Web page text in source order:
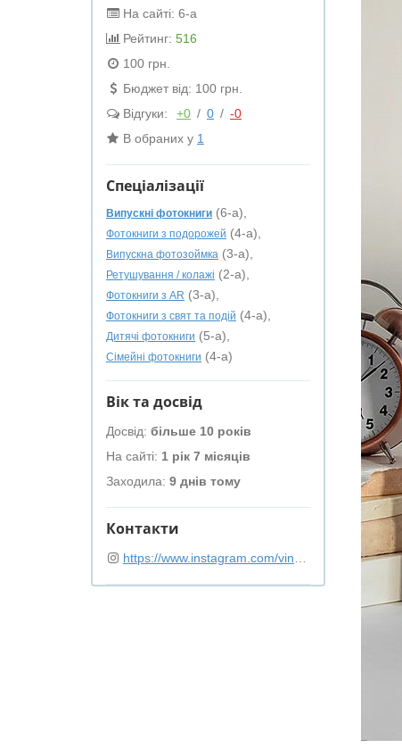
На сайті: 6-а
Рейтинг: 516
100 грн.
Бюджет від: 100 грн.
Відгуки:
+0 / 0 / -0
В обраних у 1
Спеціалізації
Випускні фотокниги (6-а),
Фотокниги з подорожей (4-а),
Випускна фотозоймка (3-а),
Ретушування / колажі (2-а),
Фотокниги з AR (3-а),
Фотокниги з свят та подій (4-а),
Дитячі фотокниги (5-а),
Сімейні фотокниги (4-а)
Вік та досвід
Досвід: більше 10 років
На сайті: 1 рік 7 місяців
Заходила: 9 днів тому
Контакти
https://www.instagram.com/vinetki.ua/